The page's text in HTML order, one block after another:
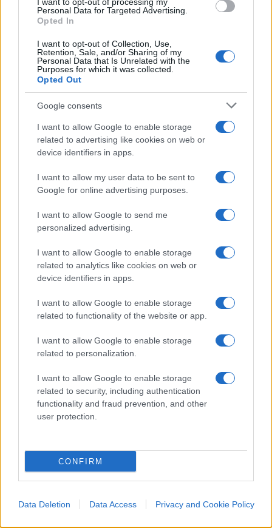
Personal Data for Targeted Advertising.
Opted In
I want to opt-out of Collection, Use,
Retention, Sale, and/or Sharing of my
Personal Data that Is Unrelated with the
Purposes for which it was collected.
Opted Out
Google consents
I want to allow Google to enable storage
related to advertising like cookies on web or
device identifiers in apps.
I want to allow my user data to be sent to
Google for online advertising purposes.
I want to allow Google to send me
personalized advertising.
I want to allow Google to enable storage
related to analytics like cookies on web or
device identifiers in apps.
I want to allow Google to enable storage
related to functionality of the website or app.
I want to allow Google to enable storage
related to personalization.
I want to allow Google to enable storage
related to security, including authentication
functionality and fraud prevention, and other
user protection.
CONFIRM
Data Deletion Data Access Privacy and Cookie Policy
Dall’inchiesta prezzi di Altroconsumo emerge
inoltre che quest’anno le offerte risulteranno
meno convenienti del solito a causa del generale
aumento dei prezzi di mercato, che interessa in
particolar modo il settore tech.
Come evitare le truffe
Se da una parte il Black Friday è un’opportunità
per i consumatori e le imprese, dall’altra lo è
anche per i truffatori.
tentativi di phishing finanziarioche hanno
preso di mira i sistemi di pagamento elettronico è
un aumento del 208%.
Inoltre aumentano gliattacchi che imitano i
sistemi di pagamento più popolari
proposito Tatyana Shcherbakova, security expert
di Kaspersky ha raccomandato di “assicurarsi
sempre che lapagina di pagamento online sia
, guardando alla URL della pagina se inizia
l’icona del lucchetto di fianco alla URL”.
Consigli per difendersi